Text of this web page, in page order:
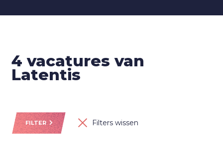
4 vacatures van
Latentis
FILTER Filters wissen